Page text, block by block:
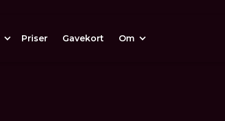
Priser Gavekort Om